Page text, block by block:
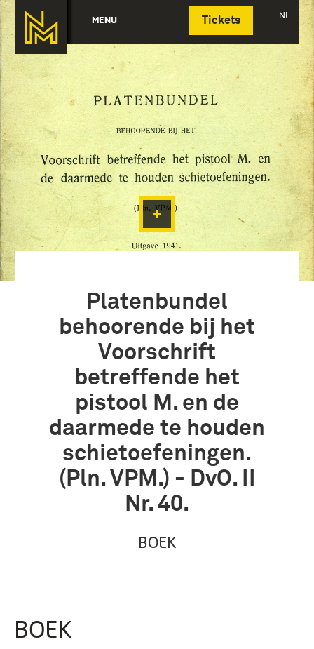
MENU Tickets NL
Deutsch
Platenbundel
behoorende bij het
Voorschrift
betreffende het
pistool M. en de
daarmede te houden
schietoefeningen.
(Pln. VPM.) - DvO. II
Nr. 40.
BOEK
BOEK